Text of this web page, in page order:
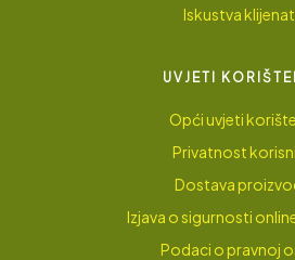
Iskustva
UVJETI
Opći uvjeti
Privatnost
Dostava
Izjava o sigurnosti
Podaci o pravnoj